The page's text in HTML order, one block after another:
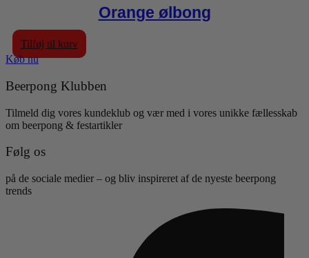
var:
er:
Orange ølbong
Tilføj til kurv
Køb nu
Beerpong Klubben
Tilmeld dig vores kundeklub og vær med i vores unikke fællesskab
om beerpong & festartikler
Følg os
på de sociale medier – og bliv inspireret af de nyeste beerpong
trends